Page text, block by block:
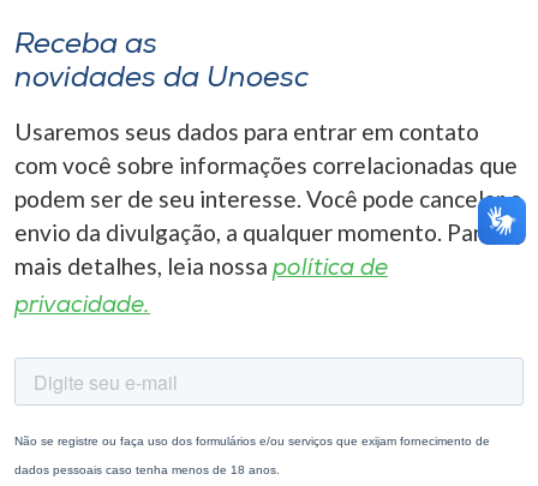
A-
Receba as
novidades da Unoesc
Usaremos seus dados para entrar em contato
com você sobre informações correlacionadas que
podem ser de seu interesse. Você pode cancelar o
envio da divulgação, a qualquer momento. Para
mais detalhes, leia nossa política de
privacidade.